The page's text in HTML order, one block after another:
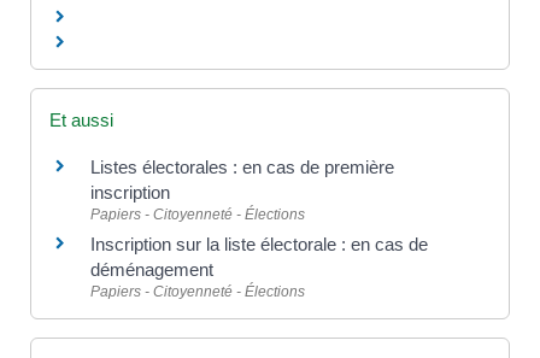
Et aussi
Listes électorales : en cas de première
inscription
Papiers - Citoyenneté - Élections
Inscription sur la liste électorale : en cas de
déménagement
Papiers - Citoyenneté - Élections